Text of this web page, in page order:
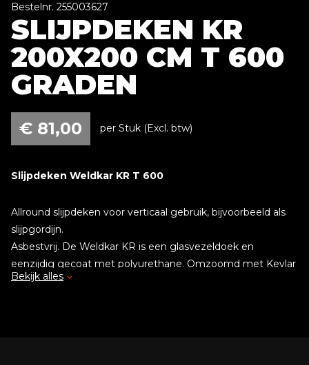
Bestelnr. 255003627
SLIJPDEKEN KR
200X200 CM T 600
GRADEN
€ 81,00 per Stuk (Excl. btw)
Slijpdeken Weldkar KR T 600
Allround slijpdeken voor verticaal gebruik, bijvoorbeeld als
slijpgordijn.
Asbestvrij. De Weldkar KR is een glasvezeldoek en
eenzijdig gecoat met polyurethane. Omzoomd met Kevlar
garen.
Bekijk alles